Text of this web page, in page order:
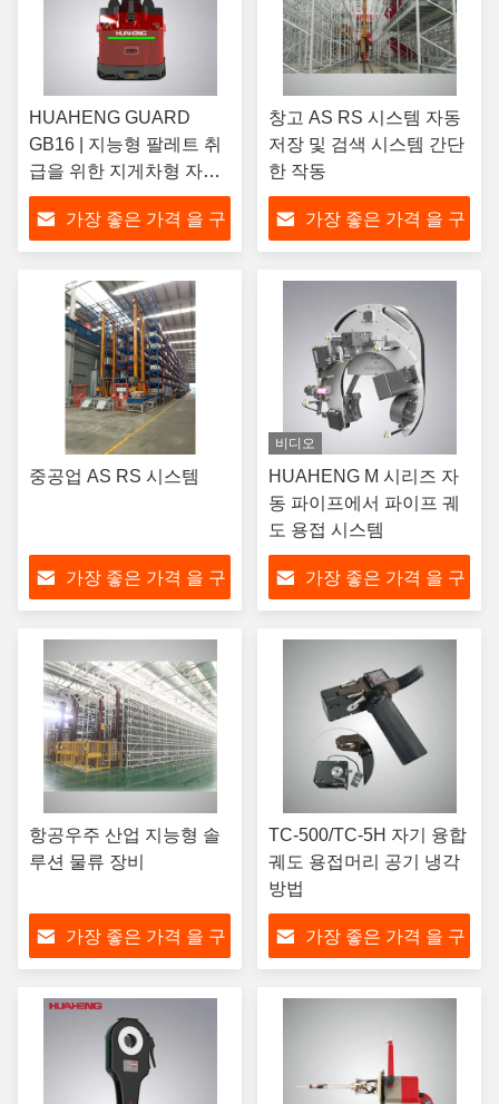
HUAHENG GUARD
GB16 | 지능형 팔레트 취
급을 위한 지게차형 자율
이동 로봇
가장 좋은 가격 을 구
창고 AS RS 시스템 자동
저장 및 검색 시스템 간단
한 작동
가장 좋은 가격 을 구
중공업 AS RS 시스템
가장 좋은 가격 을 구
비디오
HUAHENG M 시리즈 자
동 파이프에서 파이프 궤
도 용접 시스템
가장 좋은 가격 을 구
항공우주 산업 지능형 솔
루션 물류 장비
가장 좋은 가격 을 구
TC-500/TC-5H 자기 융합
궤도 용접머리 공기 냉각
방법
가장 좋은 가격 을 구